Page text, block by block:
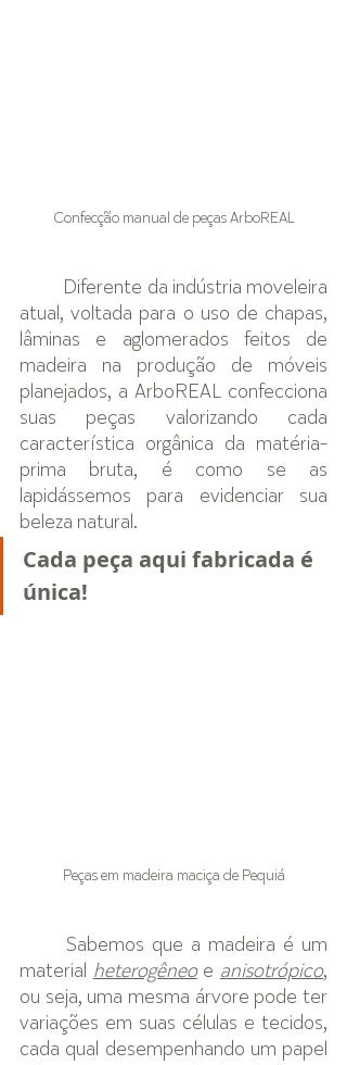
Confecção manual de peças ArboREAL
Diferente da indústria moveleira
atual, voltada para o uso de chapas,
lâminas e aglomerados feitos de
madeira na produção de móveis
planejados, a ArboREAL confecciona
suas peças valorizando cada
característica orgânica da matéria-
prima bruta, é como se as
lapidássemos para evidenciar sua
beleza natural.
Cada peça aqui fabricada é
única!
Peças em madeira maciça de Pequiá
Sabemos que a madeira é um
material
heterogêneo e anisotrópico,
ou seja, uma mesma árvore pode ter
variações em suas células e tecidos,
cada qual desempenhando um papel